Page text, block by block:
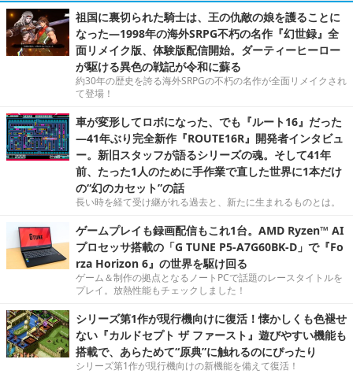
祖国に裏切られた騎士は、王の仇敵の娘を護ることに
なった―1998年の海外SRPG不朽の名作『幻世録』全
面リメイク版、体験版配信開始。ダーティーヒーロー
が駆ける異色の戦記が令和に蘇る
約30年の歴史を誇る海外SRPGの不朽の名作が全面リメイクされ
て登場！
車が変形してロボになった、でも『ルート16』だった
―41年ぶり完全新作『ROUTE16R』開発者インタビュ
ー。新旧スタッフが語るシリーズの魂。そして41年
前、たった1人のために手作業で直した世界に1本だけ
の“幻のカセット”の話
長い時を経て受け継がれる過去と、新たに生まれるものとは。
ゲームプレイも録画配信もこれ1台。AMD Ryzen™ AI
プロセッサ搭載の「G TUNE P5-A7G60BK-D」で『Fo
rza Horizon 6』の世界を駆け回る
ゲーム＆制作の拠点となるノートPCで話題のレースタイトルを
プレイ。放熱性能もチェックしました！
シリーズ第1作が現行機向けに復活！懐かしくも色褪せ
ない『カルドセプト ザ ファースト』遊びやすい機能も
搭載で、あらためて“原典”に触れるのにぴったり
シリーズ第1作が現行機向けの新機能を備えて復活！